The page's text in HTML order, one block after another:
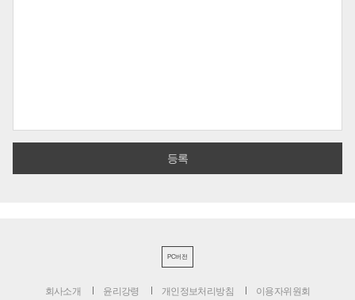
PC버전
회사소개 윤리강령 개인정보처리방침 이용자위원회